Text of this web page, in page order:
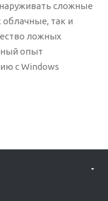
сложные
облачные, так и
ложных
опыт
с Windows